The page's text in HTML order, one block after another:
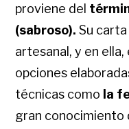
proviene del
(sabroso).Su
artesanal, y en
opciones
técnicas como la
gran conocimiento